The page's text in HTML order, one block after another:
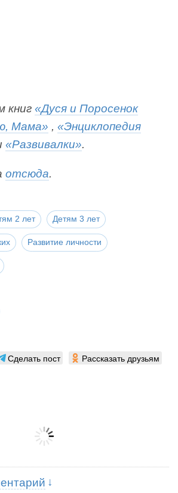
книг «Дуся и Поросенок
Мама» , «Энциклопедия
«Развивалки».
отсюда.
2 лет Детям 3 лет
Развитие личности
Сделать пост Рассказать друзьям